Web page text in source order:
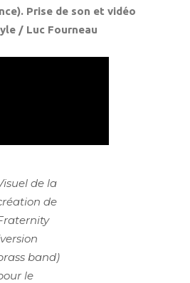
Prise de son et vidéo
/ Luc Fourneau
de la
de
band)
le